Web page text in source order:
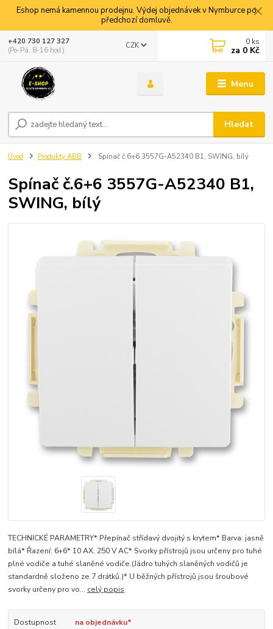
Eshop nemá kamennou prodejnu. Výdej objednávek v Nymburce po
předchozí domluvě.
Menu
CZK
Hledat
+420 730 127 327
(Po-Pá, 8-16 hod.)
0 ks
za 0 Kč
Úvod Produkty ABB Spínač č.6+6 3557G-A52340 B1, SWING, bílý
Spínač č.6+6 3557G-A52340 B1,
SWING, bílý
TECHNICKÉ PARAMETRY* Přepínač střídavý dvojitý s krytem* Barva: jasně
bílá* Řazení: 6+6* 10 AX, 250 V AC* Svorky přístrojů jsou určeny pro tuhé
plné vodiče a tuhé slaněné vodiče.(Jádro tuhých slaněných vodičů je
standardně složeno ze 7 drátků.)* U běžných přístrojů jsou šroubové
svorky určeny pro vo... celý popis
Dostupnost na objednávku*